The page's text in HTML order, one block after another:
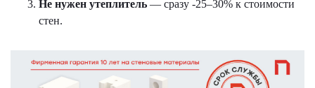
Не нужен утеплитель — сразу -25–30% к стоимости
стен.